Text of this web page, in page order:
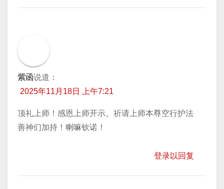
紫函说道：
2025年11月18日 上午7:21
顶礼上师！感恩上师开示。祈请上师本尊空行护法
善神们加持！喇嘛钦诺！
登录以回复